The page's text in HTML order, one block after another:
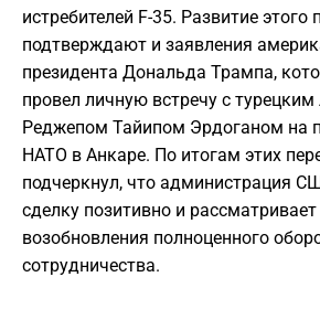
истребителей F-35. Развитие этого
подтверждают и заявления
президента Дональда Трампа,
провел личную встречу с
Реджепом Тайипом Эрдоганом на
НАТО в Анкаре. По итогам этих
подчеркнул, что администрация
сделку позитивно и
возобновления полноценного
сотрудничества.